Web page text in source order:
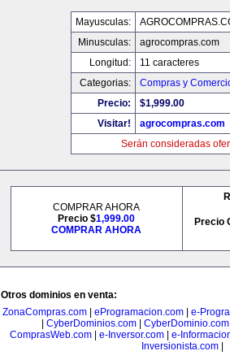
Mayusculas:
Minusculas:
agrocompras.com
Longitud:
11 caracteres
Categorias:
Compras y
Precio:
$1,999.00
Visitar!
agrocompras.com
Serán consideradas
COMPRAR AHORA
Precio $1,999.00
COMPRAR AHORA
Precio
Otros dominios en venta:
ZonaCompras.com
eProgramacion.com
e-
CyberDominios.com| CyberDominio.com
ComprasWeb.com
e-Inversor.com
e-
Inversionista.com|